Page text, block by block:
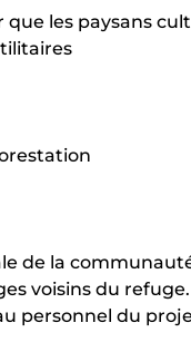
que les paysans
de la
voisins du
personnel du